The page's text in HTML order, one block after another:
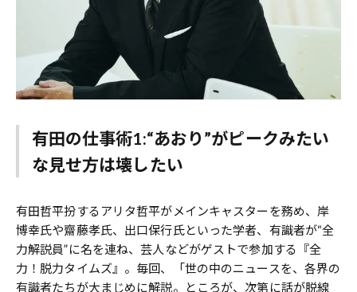
有田の仕事術1:“あおり”がピークみたい
な見せ方は壊したい
有田哲平扮するアリタ哲平がメインキャスターを務め、岸
博幸氏や齋藤孝氏、出口保行氏といった学者、有識者が“全
力解説員”に名を連ね、芸人などがゲストで参加する『全
力！脱力タイムズ』。毎回、「世の中のニュースを、各界の
有識者たちが大まじめに解説。ところが、次第に話が脱線